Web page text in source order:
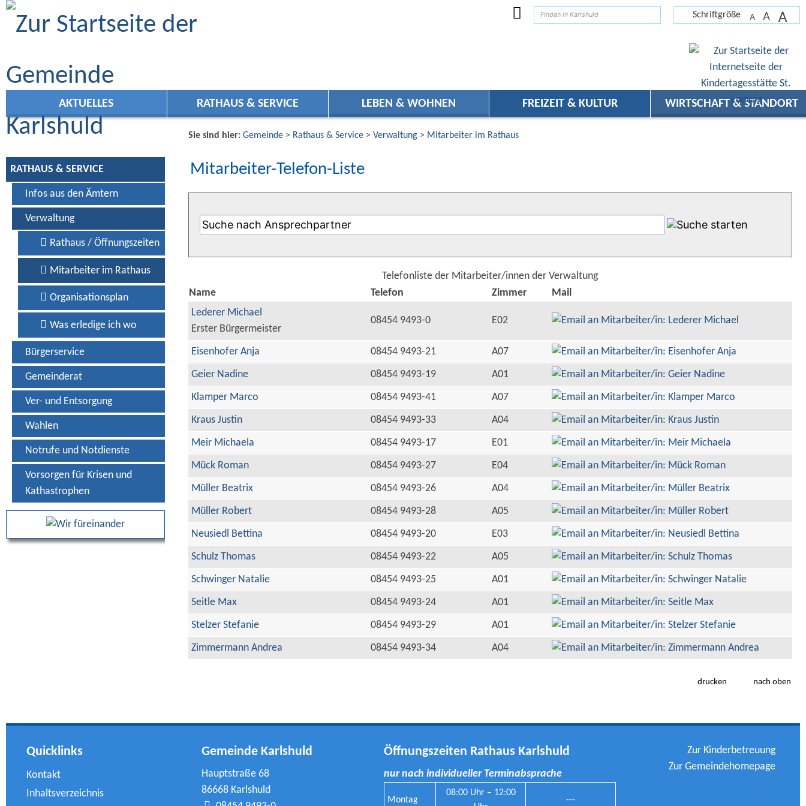
Zum Inhalt
Schriftgröße A A A
AKTUELLES RATHAUS & SERVICE LEBEN & WOHNEN FREIZEIT & KULTUR WIRTSCHAFT & STANDORT
RATHAUS & SERVICE
Infos aus den Ämtern
Verwaltung
Rathaus / Öffnungszeiten
Mitarbeiter im Rathaus
Organisationsplan
Was erledige ich wo
Bürgerservice
Gemeinderat
Ver- und Entsorgung
Wahlen
Notrufe und Notdienste
Vorsorgen für Krisen und
Kathastrophen
Sie sind hier: Gemeinde> Rathaus & Service> Verwaltung> Mitarbeiter im Rathaus
Mitarbeiter-Telefon-Liste
Telefonliste der Mitarbeiter/innen der Verwaltung
Name
Telefon Zimmer
Mail
Lederer Michael
Erster Bürgermeister
08454 9493-0 E02
Eisenhofer Anja 08454 9493-21
A07
Geier Nadine
08454 9493-19
A01
Klamper Marco
08454 9493-41
A07
Kraus Justin
08454 9493-33
A04
Meir Michaela
08454 9493-17
E01
Mück Roman
08454 9493-27
E04
Müller Beatrix
08454 9493-26
A04
Müller Robert
08454 9493-28
A05
Neusiedl Bettina
08454 9493-20
E03
Schulz Thomas
08454 9493-22
A05
Schwinger Natalie
08454 9493-25
A01
Seitle Max
08454 9493-24
A01
Stelzer Stefanie
08454 9493-29
A01
Zimmermann Andrea
08454 9493-34 A04
drucken nach oben
Quicklinks
Kontakt
Inhaltsverzeichnis
Gemeinde Karlshuld
Hauptstraße 68
86668 Karlshuld
Öffnungszeiten Rathaus Karlshuld
nur nach individueller Terminabsprache
Montag
08:00 Uhr – 12:00
---
Zur Kinderbetreuung
Zur Gemeindehomepage